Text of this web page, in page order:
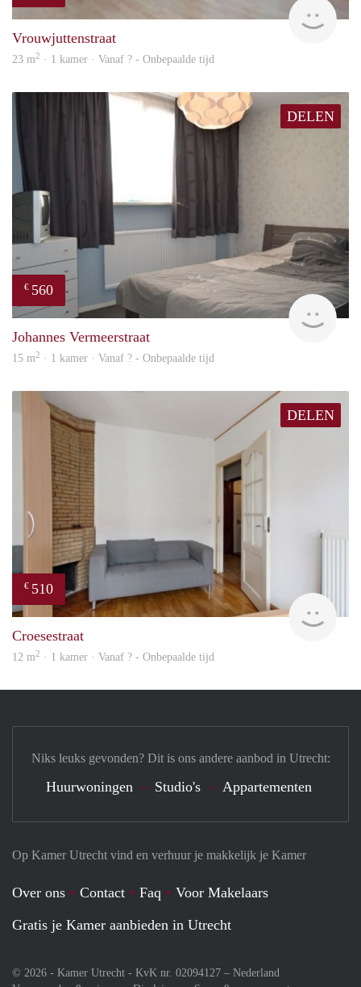
Vrouwjuttenstraat
23 m2 · 1 kamer · Vanaf ? - Onbepaalde tijd
DELEN
€ 560
Johannes Vermeerstraat
15 m2 · 1 kamer · Vanaf ? - Onbepaalde tijd
DELEN
€ 510
Croesestraat
12 m2 · 1 kamer · Vanaf ? - Onbepaalde tijd
Op Kamer Utrecht vind en verhuur je makkelijk je Kamer
Over ons Contact Faq
Voor Makelaars
Gratis je Kamer aanbieden in Utrecht
© 2026 - Kamer Utrecht - KvK nr. 02094127 – Nederland
Niks leuks gevonden? Dit is ons andere aanbod in Utrecht:
Huurwoningen Studio's Appartementen